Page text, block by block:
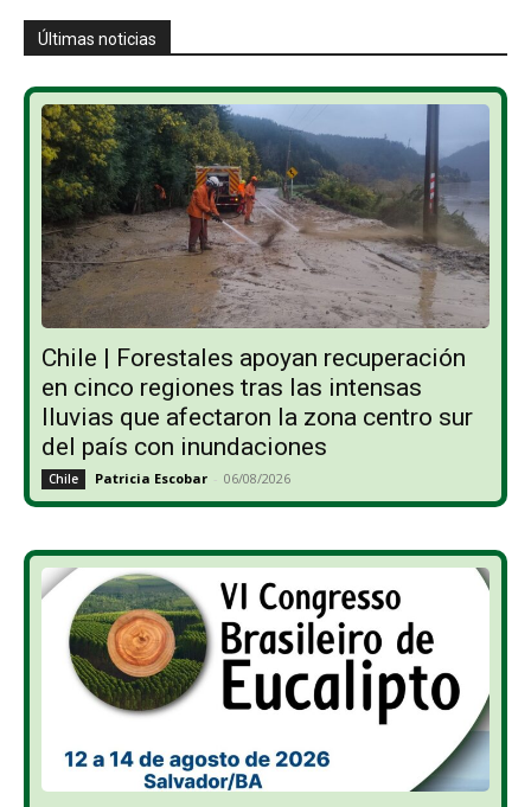
Últimas noticias
Chile | Forestales apoyan recuperación
en cinco regiones tras las intensas
lluvias que afectaron la zona centro sur
del país con inundaciones
Chile Patricia Escobar - 06/08/2026